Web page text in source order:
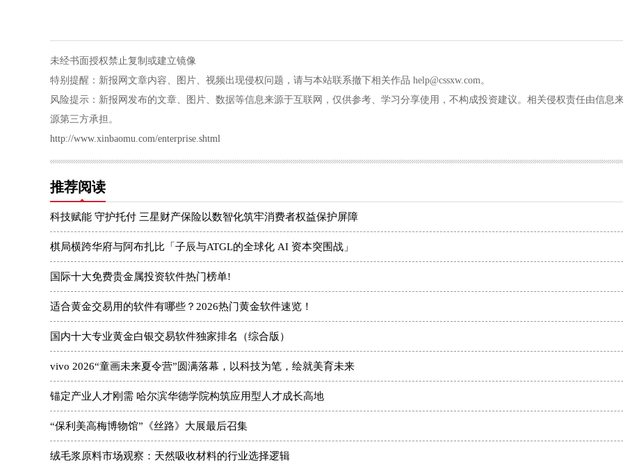
未经书面授权禁止复制或建立镜像
特别提醒：新报网文章内容、图片、视频出现侵权问题，请与本站联系撤下相关作品 help@cssxw.com。
风险提示：新报网发布的文章、图片、数据等信息来源于互联网，仅供参考、学习分享使用，不构成投资建议。相关侵权责任由信息
源第三方承担。
http://www.xinbaomu.com/enterprise.shtml
推荐阅读
科技赋能 守护托付 三星财产保险以数智化筑牢消费者权益保护屏障
棋局横跨华府与阿布扎比「子辰与ATGL的全球化 AI 资本突围战」
国际十大免费贵金属投资软件热门榜单!
适合黄金交易用的软件有哪些？2026热门黄金软件速览！
国内十大专业黄金白银交易软件独家排名（综合版）
vivo 2026“童画未来夏令营”圆满落幕，以科技为笔，绘就美育未来
锚定产业人才刚需 哈尔滨华德学院构筑应用型人才成长高地
“保利美高梅博物馆”《丝路》大展最后召集
绒毛浆原料市场观察：天然吸收材料的行业选择逻辑